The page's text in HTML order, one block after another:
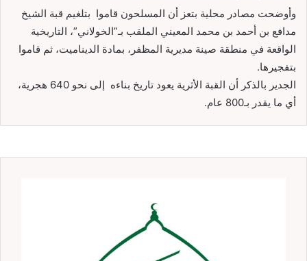
وأوضحت مصادر محلية بتعز أن المسلحون قاموا بتلغيم قبة الشيخ
مدافع بن أحمد بن محمد المعيني الملقب بـ”الخولاني”، التاريخية
الواقعة في منطقة صينة مديرية المظفر، بمادة الديناميت، ثم قاموا
بتفجيرها.
الجدير بالذكر أن القبة الأثرية يعود تاريخ بناءه إلى نحو 640 هجرية،
أي ما يقدر بـ800 عام.